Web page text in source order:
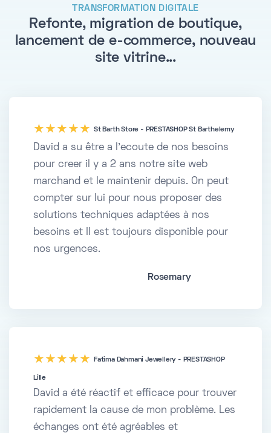
TRANSFORMATION DIGITALE
Refonte, migration de boutique,
lancement de e-commerce, nouveau
site vitrine...
five St Barth Store - PRESTASHOP St Barthelemy
David a su être a l'ecoute de nos besoins
pour creer il y a 2 ans notre site web
marchand et le maintenir depuis. On peut
compter sur lui pour nous proposer des
solutions techniques adaptées à nos
besoins et Il est toujours disponible pour
nos urgences.
Rosemary
five Fatima Dahmani Jewellery - PRESTASHOP
Lille
David a été réactif et efficace pour trouver
rapidement la cause de mon problème. Les
échanges ont été agréables et